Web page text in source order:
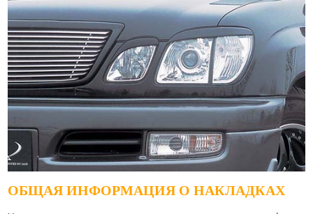
ОБЩАЯ ИНФОРМАЦИЯ О НАКЛАДКАХ